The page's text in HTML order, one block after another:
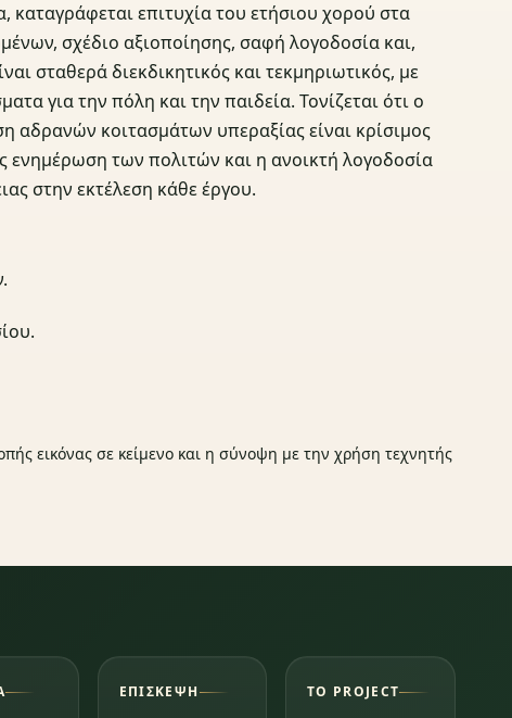
καταγράφεται επιτυχία του ετήσιου χορού στα
σχέδιο αξιοποίησης, σαφή λογοδοσία και,
σταθερά διεκδικητικός και τεκμηριωτικός, με
για την πόλη και την παιδεία. Τονίζεται ότι ο
κοιτασμάτων υπεραξίας είναι κρίσιμος
ενημέρωση των πολιτών και η ανοικτή λογοδοσία
στην εκτέλεση κάθε έργου.
εικόνας σε κείμενο και η σύνοψη με την χρήση τεχνητής
ΕΠΊΣΚΕΨΗ ΤΟ PROJECT